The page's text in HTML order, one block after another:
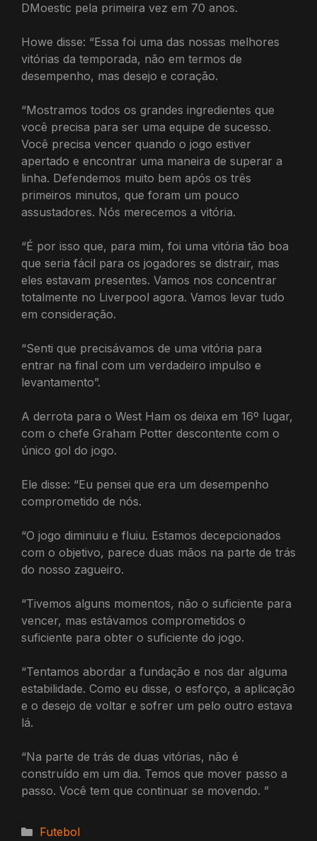
DMoestic pela primeira vez em 70 anos.
Howe disse: “Essa foi uma das nossas melhores
vitórias da temporada, não em termos de
desempenho, mas desejo e coração.
“Mostramos todos os grandes ingredientes que
você precisa para ser uma equipe de sucesso.
Você precisa vencer quando o jogo estiver
apertado e encontrar uma maneira de superar a
linha. Defendemos muito bem após os três
primeiros minutos, que foram um pouco
assustadores. Nós merecemos a vitória.
“É por isso que, para mim, foi uma vitória tão boa
que seria fácil para os jogadores se distrair, mas
eles estavam presentes. Vamos nos concentrar
totalmente no Liverpool agora. Vamos levar tudo
em consideração.
“Senti que precisávamos de uma vitória para
entrar na final com um verdadeiro impulso e
levantamento”.
A derrota para o West Ham os deixa em 16º lugar,
com o chefe Graham Potter descontente com o
único gol do jogo.
Ele disse: “Eu pensei que era um desempenho
comprometido de nós.
“O jogo diminuiu e fluiu. Estamos decepcionados
com o objetivo, parece duas mãos na parte de trás
do nosso zagueiro.
“Tivemos alguns momentos, não o suficiente para
vencer, mas estávamos comprometidos o
suficiente para obter o suficiente do jogo.
“Tentamos abordar a fundação e nos dar alguma
estabilidade. Como eu disse, o esforço, a aplicação
e o desejo de voltar e sofrer um pelo outro estava
lá.
“Na parte de trás de duas vitórias, não é
construído em um dia. Temos que mover passo a
passo. Você tem que continuar se movendo. ”
Categorias
Futebol